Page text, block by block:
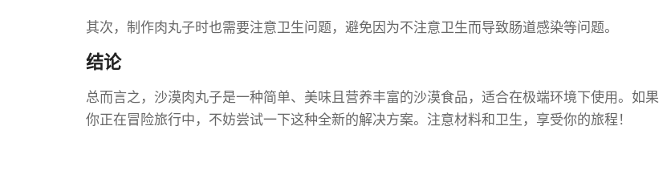
其次，制作肉丸子时也需要注意卫生问题，避免因为不注意卫生而导致肠道感染等问题。
结论
总而言之，沙漠肉丸子是一种简单、美味且营养丰富的沙漠食品，适合在极端环境下使用。如果
你正在冒险旅行中，不妨尝试一下这种全新的解决方案。注意材料和卫生，享受你的旅程！